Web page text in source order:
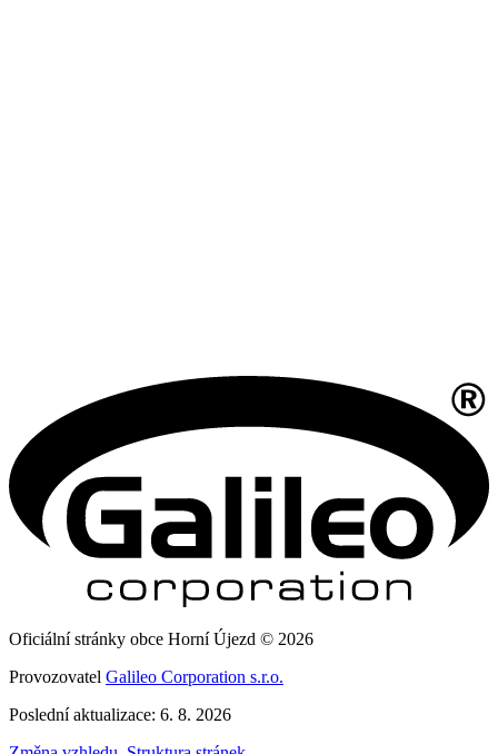
Oficiální stránky obce Horní Újezd © 2026
Provozovatel Galileo Corporation s.r.o.
Poslední aktualizace: 6. 8. 2026